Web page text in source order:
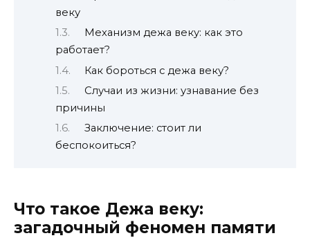
веку
Механизм дежа веку: как это
работает?
Как бороться с дежа веку?
Случаи из жизни: узнавание без
причины
Заключение: стоит ли
беспокоиться?
Что такое Дежа веку:
загадочный феномен памяти